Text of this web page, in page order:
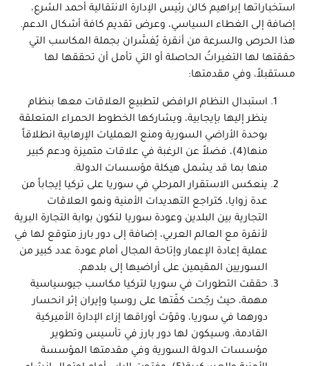
استخباراتها إبراهيم كالن رئيس الإدارة الانتقالية أحمد الشرع،
إضافة إلى الغطاء السياسي، وعرض تقديم كافة أشكال الدعم.
هذا الحرص والسرعة من أنقرة يُفسَّران بجملة المكاسب التي
حققتها لها التغيراتُ الحاصلة أو التي تأمل أن تحققها لها
مستقبلاً، وفي مقدمتها:
استبدال النظام الرافض لتطبيع العلاقات معها بنظام
ينظر إليها بإيجابية، ويشاركها الخطوط الحمراء المتعلقة
بوحدة الأراضي السورية ومنع العمليات الإرهابية انطلاقاً
منها(4)، فضلاً عن الرغبة في علاقات متميزة ودعم كبير
منها بما قد يشمل هيكلة مؤسسات الدولة.
ينعكس الاستقرار المرحلي في سوريا على تركيا إيجاباً من
عدة زوايا، كتراجع التهديدات الأمنية ونمو العلاقات
التجارية بين البلدين وعودة سوريا لتكون بوابة التجارة البرية
لأنقرة مع العالم العربي، إضافة إلى دور بارز متوقع لها في
عملية إعادة الإعمار وإتاحة المجال أمام عودة عدد كبير من
السوريين المقيمين على أراضيها إلى بلدهم.
حققت التطورات في سوريا لتركيا مكاسب جيوسياسية
مهمة، حيث رجّحت كفّتها على روسيا وإيران إثر انحسار
دورهما في سوريا، وقوّت أوراقها إزاء الإدارة الأميركية
القادمة، وسيكون لها دور بارز في تأسيس وتطوير
مؤسسات الدولة السورية وفي مقدمتها المؤسسة